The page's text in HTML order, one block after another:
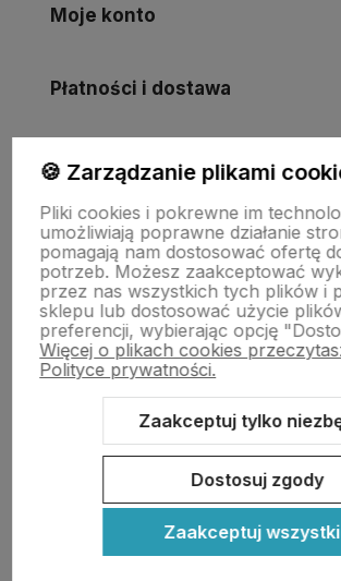
Moje konto
Płatności i dostawa
Informacje
O nas
Sklep internetowy Shoper Premium
Szablon
🍪 Zarządzanie plikami
Pliki cookies i pokrewne im
umożliwiają poprawne działanie
pomagają nam dostosować ofertę
potrzeb. Możesz zaakceptować
przez nas wszystkich tych plików i
sklepu lub dostosować użycie
preferencji, wybierając opcję
Więcej o plikach cookies
Polityce prywatności.
Zaakceptuj tylko
Dostosuj zgody
Zaakceptuj